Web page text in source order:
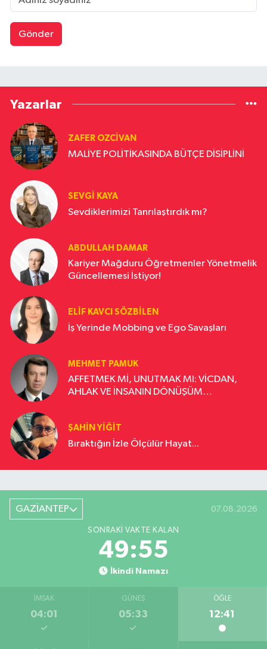
Gönder
Yazarlar
ZAFER OZCIVAN
MALİYE POLİTİKASINDA BÜTÇE DİSİPLİNİ
SEVGI KAYA
Sevdiklerimizi Tanrılaştırdık mı?
ABDULLAH DAMAR
Kariyer Mağduru Öğretmenler Yönetmelik
Güncellemesi İstiyor!
ELIF KAVCI SÖZBILEN
İş Yerinde Mobbing ve Ego Savaşları
MEHMET PAMUK
AFFETMEK Mİ, UNUTMAK MI: VİCDAN,
AHLAK VE İNSANIN DÖNÜŞÜM
ŞAHIN YIĞIT
Bıraktığın İzle Ölçülür Hayat...
GAZİANTEP 07.08.2026
SONRAKI VAKTE KALAN
49:54
İkindi Namazı
İMSAK
04:01
GÜNEŞ
05:33
ÖĞLE
12:41